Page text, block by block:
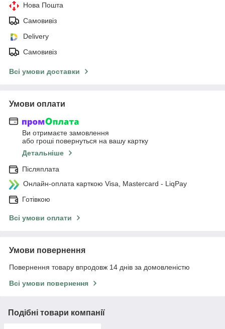
Нова Пошта
Самовивіз
Delivery
Самовивіз
Всі умови доставки
Умови оплати
Ви отримаєте замовлення
або гроші повернуться на вашу картку
Детальніше
Післяплата
Онлайн-оплата карткою Visa, Mastercard - LiqPay
Готівкою
Всі умови оплати
Умови повернення
Повернення товару впродовж 14 днів за домовленістю
Всі умови повернення
Подібні товари компанії